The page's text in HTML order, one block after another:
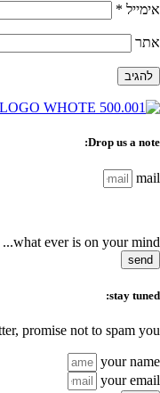
אימייל *
אתר
Drop us a note:
mail
what ever is on your mind...
send
stay tuned:
promise not to spam you :)
your name
your email